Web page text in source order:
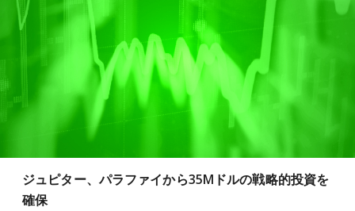
ジュピター、パラファイから35Mドルの戦略的投資を
確保